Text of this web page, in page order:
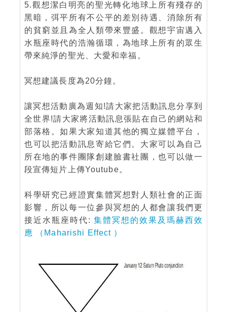
5.觀想潔白明亮的聖光轉化地球上所有殘存的
黑暗，弭平所有不公平的差別待遇、消除所有
的貧窮並且為全人類帶來豐盛。觀想宇宙邁入
水瓶座時代的浩瀚循環，為地球上所有的眾生
帶來純淨的聖光、大愛和幸福。
冥想建議長度為20分鐘。
讓冥想活動廣為週知!請大家把活動訊息分享到
全世界!請大家將活動訊息張貼在自己的網站和
部落格。如果大家知道其他的獨立媒體平台，
也可以把活動訊息寄給它們。大家可以為自己
所在地的事件團隊創建臉書社團，也可以做一
段宣傳短片上傳Youtube。
科學研究已經證實集體冥想對人類社會的正面
影響，所以每一位參與冥想的人都會讓我們更
接近水瓶座時代: 集體冥想的效果及瑪赫西效
應 （Maharishi Effect ）